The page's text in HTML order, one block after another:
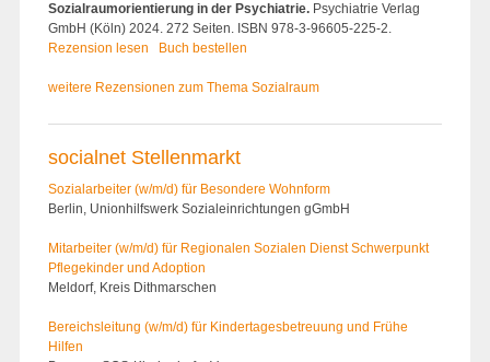
Sozialraumorientierung in der Psychiatrie. Psychiatrie Verlag
GmbH (Köln) 2024. 272 Seiten. ISBN 978-3-96605-225-2.
Rezension lesen
Buch bestellen
weitere Rezensionen zum Thema Sozialraum
socialnet Stellenmarkt
Sozialarbeiter (w/m/d) für Besondere Wohnform
Berlin, Unionhilfswerk Sozialeinrichtungen gGmbH
Mitarbeiter (w/m/d) für Regionalen Sozialen Dienst Schwerpunkt
Pflegekinder und Adoption
Meldorf, Kreis Dithmarschen
Bereichsleitung (w/m/d) für Kindertages­betreuung und Frühe
Hilfen